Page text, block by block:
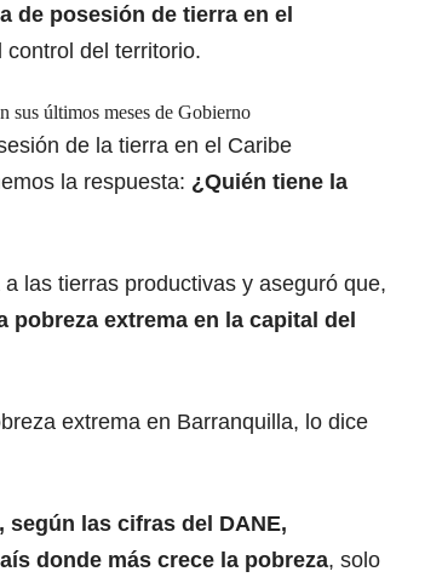
de posesión de tierra en el
del territorio.
sus últimos meses de Gobierno
de la tierra en el Caribe
la respuesta: ¿Quién tiene la
las tierras productivas y aseguró que,
pobreza extrema en la capital del
extrema en Barranquilla, lo dice
según las cifras del DANE,
donde más crece la pobreza, solo